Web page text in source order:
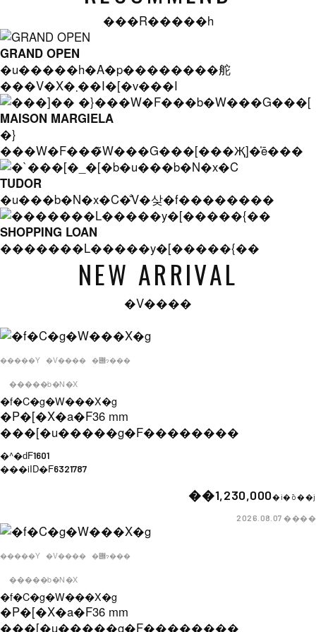
���R�����h
GRAND OPEN
�u�����h�A�p��������舵
���V�X�܂��I�[�v���I
MAISON MARGIELA
�}
���W�F���̃W���G���[���Җ]�̍ē���
TUDOR
�u���b�N�x�C�̐V�샂�f��������
SHOPPING LOAN
�������L�����y�[�����{��
NEW ARRIVAL
�V����
�����Y �V���� �݌ɂ���
�����b�N�X
�f�C�g�W���X�g
�P�[�X�a�F36 mm
���[�u�����g�F��������
�^�ԁF1601
���iID�F6321787
��1,230,000�i�ō��j
2026.08.07����
�����Y �V���� �݌ɂ���
�����b�N�X
�f�C�g�W���X�g
�P�[�X�a�F36 mm
���[�u�����g�F��������